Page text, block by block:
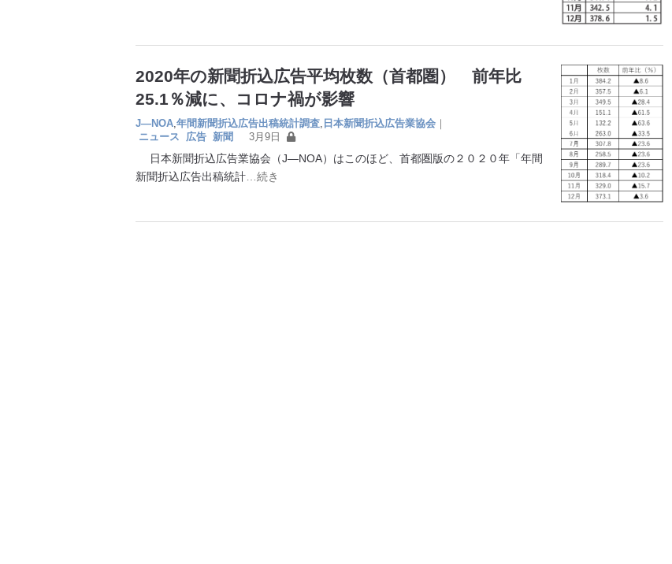
2020年の新聞折込広告平均枚数（首都圏） 前年比
25.1％減に、コロナ禍が影響
J―NOA 年間新聞折込広告出稿統計調査 日本新聞折込広告業協会 ｜
ニュース
広告 新聞 3月9日
日本新聞折込広告業協会（J―NOA）はこのほど、首都圏版の２０２０年「年間
新聞折込広告出稿統計 …続き